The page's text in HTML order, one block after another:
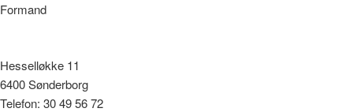
Formand
Hesselløkke 11
6400 Sønderborg
Telefon: 30 49 56 72